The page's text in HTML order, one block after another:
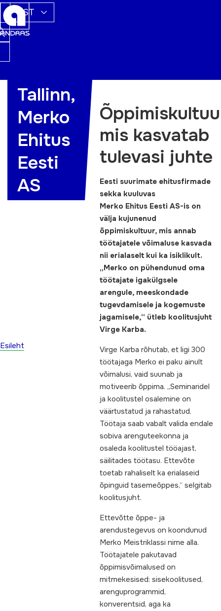
EST
Esileht
Tallinn,
Merko
Ehitus
Eesti
AS
mis kasvatab
tulevasi juhte
Eesti suurimate ehitusfirmade
sekka kuuluvas
Merko Ehitus Eesti AS-is on
välja kujunenud
õppimiskultuur, mis annab
töötajatele võimaluse kasvada
nii erialaselt kui ka isiklikult.
„Merko on pühendunud oma
töötajate igakülgsele
arengule, meeskondade
tugevdamisele ja kogemuste
jagamisele,“ ütleb koolitusjuht
Virge Karba.
Virge Karba rõhutab, et ligi 300
töötajaga Merko ei paku ainult
võimalusi, vaid suunab ja
motiveerib õppima. „Seminaridel
ja koolitustel osalemine on
väärtustatud ja rahastatud.
Töötaja saab vabalt valida endale
sobiva arenguteekonna ja
osaleda koolitustel tööajast,
säilitades töötasu. Ettevõte
toetab rahaliselt ka erialaseid
õpinguid tasemeõppes,“ selgitab
koolitusjuht.
Ettevõtte õppe- ja
arendustegevus on koondunud
Merko Meistriklassi nime alla.
Töötajatele pakutavad
õppimisvõimalused on
mitmekesised: sisekoolitused,
arenguprogrammid,
konverentsid, aga ka